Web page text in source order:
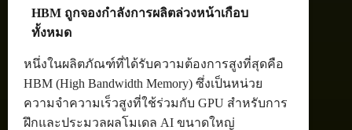
HBM ถูกจองกำลังการผลิตล่วงหน้าเกือบ
ทั้งหมด
หนึ่งในผลิตภัณฑ์ที่ได้รับความต้องการสูงที่สุดคือ
HBM (High Bandwidth Memory) ซึ่งเป็นหน่วย
ความจำความเร็วสูงที่ใช้ร่วมกับ GPU สำหรับการ
ฝึกและประมวลผลโมเดล AI ขนาดใหญ่